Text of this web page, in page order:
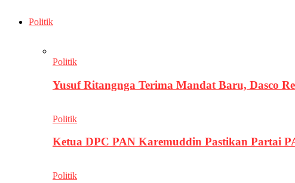
Politik
Politik
Yusuf Ritangnga Terima Mandat Baru, Dasco
Politik
Ketua DPC PAN Karemuddin Pastikan Partai
Politik